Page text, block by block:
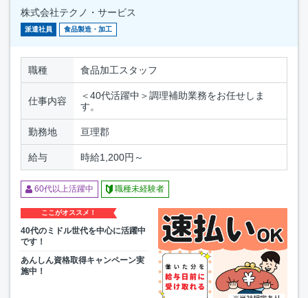
株式会社テクノ・サービス
派遣社員 食品製造・加工
職種 食品加工スタッフ
仕事内容
＜40代活躍中＞調理補助業務をお任せしま
す。
勤務地 亘理郡
給与 時給1,200円～
60代以上活躍中 職種未経験者
ここがオススメ！
40代のミドル世代を中心に活躍中
です！
あんしん資格取得キャンペーン実
施中！